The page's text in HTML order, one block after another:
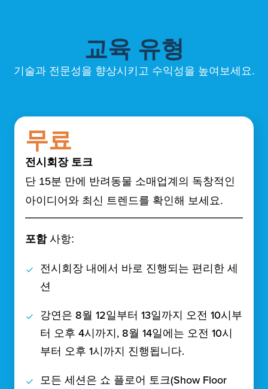
교육 유형
기술과 전문성을 향상시키고 수익성을 높여보세요.
무료
전시회장 토크
단 15분 만에 반려동물 소매업계의 독창적인
아이디어와 최신 트렌드를 확인해 보세요.
포함사항:
전시회장 내에서 바로 진행되는 편리한 세
션
강연은 8월 12일부터 13일까지 오전 10시부
터 오후 4시까지, 8월 14일에는 오전 10시
부터 오후 1시까지 진행됩니다.
모든 세션은 쇼 플로어 토크(Show Floor